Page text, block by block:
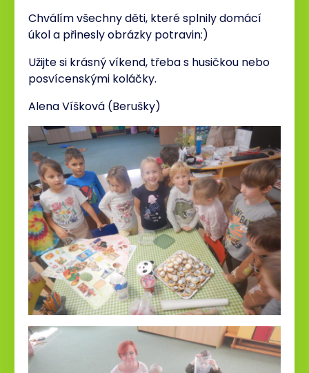
Chválím všechny děti, které splnily domácí
úkol a přinesly obrázky potravin:)
Užijte si krásný víkend, třeba s husičkou nebo
posvícenskými koláčky.
Alena Víšková (Berušky)